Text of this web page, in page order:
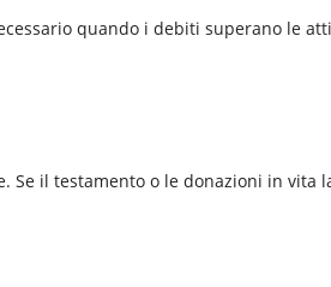
quando i debiti superano le
il testamento o le donazioni in vita